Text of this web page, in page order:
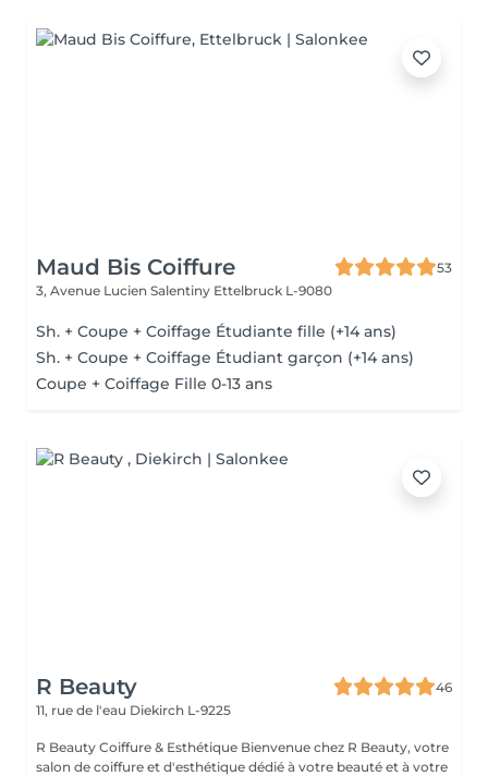
Maud Bis Coiffure
53
3, Avenue Lucien Salentiny Ettelbruck L-9080
Sh. + Coupe + Coiffage Étudiante fille (+14 ans)
Sh. + Coupe + Coiffage Étudiant garçon (+14 ans)
Coupe + Coiffage Fille 0-13 ans
R Beauty
46
11, rue de l'eau Diekirch L-9225
R Beauty Coiffure & Esthétique Bienvenue chez R Beauty, votre
salon de coiffure et d'esthétique dédié à votre beauté et à votre